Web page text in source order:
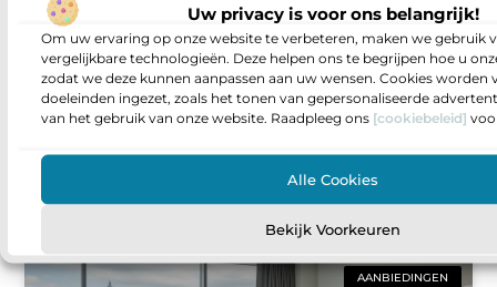
Uw privacy is voor ons belangrijk!
Om uw ervaring op onze website te verbeteren, maken we gebruik
vergelijkbare technologieën. Deze helpen ons te begrijpen hoe u
zodat we deze kunnen aanpassen aan uw wensen. Cookies worden
doeleinden ingezet, zoals het tonen van gepersonaliseerde
van het gebruik van onze website. Raadpleeg ons [cookiebeleid]
Alle Cookies
Bekijk Voorkeuren
Vacatures voor projectontwikkelaars in
de bouwsector zo vind je de rol die bij
je past
projecten van idee naar oplevering gaan? Dan
AANBIEDINGEN